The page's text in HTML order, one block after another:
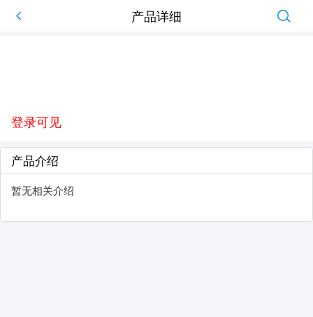
产品详细
登录可见
产品介绍
暂无相关介绍